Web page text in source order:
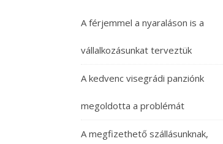
A férjemmel a nyaraláson is a
vállalkozásunkat terveztük
A kedvenc visegrádi panziónk
megoldotta a problémát
A megfizethető szállásunknak,